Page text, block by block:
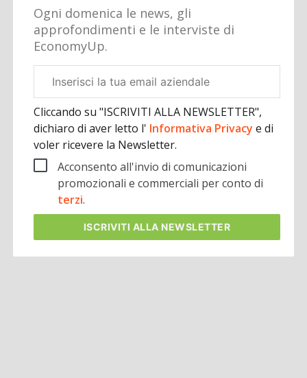
Ogni domenica le news, gli
approfondimenti e le interviste di
EconomyUp.
aziendale
Cliccando su "ISCRIVITI ALLA NEWSLETTER",
dichiaro di aver letto l' Informativa Privacye di
voler ricevere la Newsletter.
Acconsento all'invio di comunicazioni
promozionali e commerciali per conto di
terzi.
ISCRIVITI ALLA NEWSLETTER